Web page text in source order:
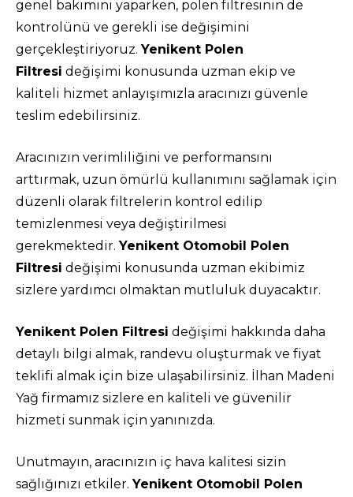
genel bakımını yaparken, polen filtresinin de
kontrolünü ve gerekli ise değişimini
gerçekleştiriyoruz.Yenikent Polen
Filtresi değişimi konusunda uzman ekip ve
kaliteli hizmet anlayışımızla aracınızı güvenle
teslim edebilirsiniz.
Aracınızın verimliliğini ve performansını
arttırmak, uzun ömürlü kullanımını sağlamak için
düzenli olarak filtrelerin kontrol edilip
temizlenmesi veya değiştirilmesi
gerekmektedir.Yenikent Otomobil Polen
Filtresi değişimi konusunda uzman ekibimiz
sizlere yardımcı olmaktan mutluluk duyacaktır.
Yenikent Polen Filtresi değişimi hakkında daha
detaylı bilgi almak, randevu oluşturmak ve fiyat
teklifi almak için bize ulaşabilirsiniz. İlhan Madeni
Yağ firmamız sizlere en kaliteli ve güvenilir
hizmeti sunmak için yanınızda.
Unutmayın, aracınızın iç hava kalitesi sizin
sağlığınızı etkiler.Yenikent Otomobil Polen